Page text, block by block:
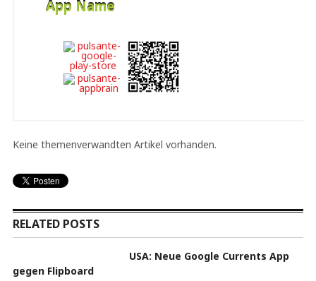
App Name
Keine themenverwandten Artikel vorhanden.
RELATED POSTS
USA: Neue Google Currents App
gegen Flipboard